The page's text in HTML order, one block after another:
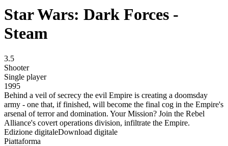
Star Wars: Dark Forces -
Steam
3.5
Shooter
Single player
1995
Behind a veil of secrecy the evil Empire is creating a doomsday
army - one that, if finished, will become the final cog in the Empire's
arsenal of terror and domination. Your Mission? Join the Rebel
Alliance's covert operations division, infiltrate the Empire.
Edizione digitaleDownload digitale
Piattaforma